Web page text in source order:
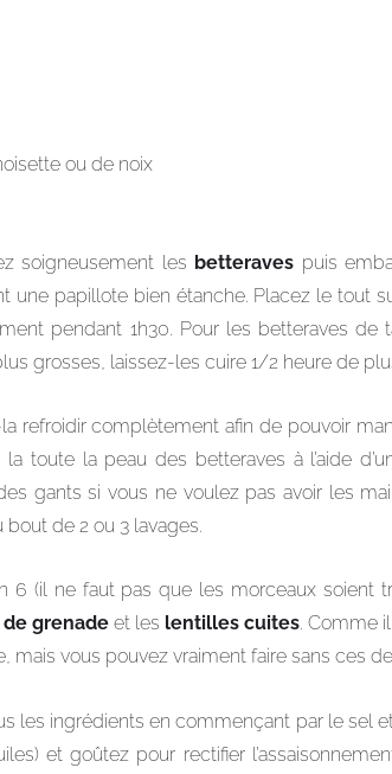
ou de noix
soigneusement les betteraves puis
une papillote bien étanche. Placez le tout
pendant 1h30. Pour les betteraves de
grosses, laissez-les cuire 1/2 heure de
refroidir complètement afin de pouvoir
toute la peau des betteraves à l’aide
gants si vous ne voulez pas avoir les
de 2 ou 3 lavages.
6 (il ne faut pas que les morceaux soient
grenade et les lentilles cuites. Comme
mais vous pouvez vraiment faire sans ces
les ingrédients en commençant par le sel
et goûtez pour rectifier